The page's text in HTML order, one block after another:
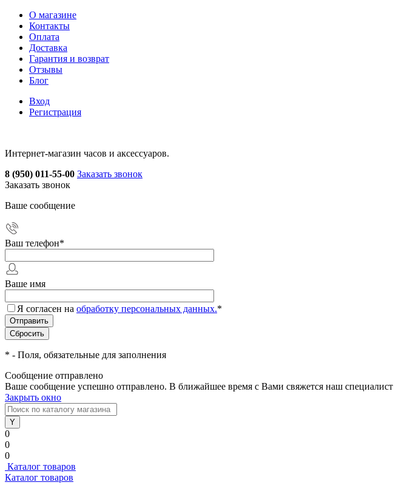
О магазине
Контакты
Оплата
Доставка
Гарантия и возврат
Отзывы
Блог
Вход
Регистрация
Интернет-магазин часов и аксессуаров.
8 (950) 011-55-00 Заказать звонок
Заказать звонок
Ваше сообщение
Ваш телефон*
Ваше имя
Я согласен на обработку персональных данных.*
* - Поля, обязательные для заполнения
Сообщение отправлено
Ваше сообщение успешно отправлено. В ближайшее время с Вами свяжется наш специалист
Закрыть окно
0
0
0
Каталог товаров
Каталог товаров